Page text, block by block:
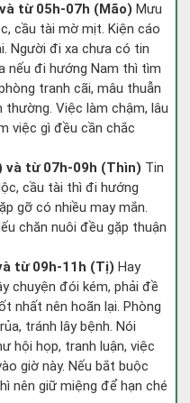
từ 05h-07h (Mão) Mưu
cầu tài mờ mịt. Kiện cáo
Người đi xa chưa có tin
nếu đi hướng Nam thì tìm
tranh cãi, mâu thuẫn
Việc làm chậm, lâu
việc gì đều cần chắc
và từ 07h-09h (Thìn) Tin
cầu tài thì đi hướng
gỡ có nhiều may mắn.
chăn nuôi đều gặp thuận
từ 09h-11h (Tị) Hay
chuyện đói kém, phải đề
nhất nên hoãn lại. Phòng
tránh lây bệnh. Nói
hội họp, tranh luận, việc
giờ này. Nếu bắt buộc
nên giữ miệng để hạn ché